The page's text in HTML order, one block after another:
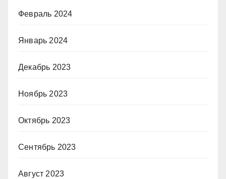
Февраль 2024
Январь 2024
Декабрь 2023
Ноябрь 2023
Октябрь 2023
Сентябрь 2023
Август 2023